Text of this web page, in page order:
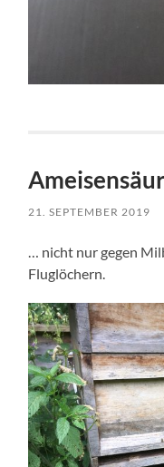
21. SEPTEMBER 2019
… nicht nur gegen
Fluglöchern.